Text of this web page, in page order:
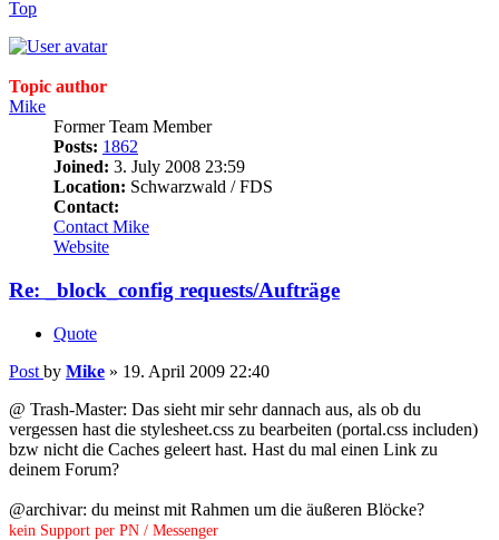
Top
Topic author
Mike
Former Team Member
Posts: 1862
Joined: 3. July 2008 23:59
Location: Schwarzwald / FDS
Contact:
Contact Mike
Website
Re: _block_config requests/Aufträge
Quote
Post by Mike » 19. April 2009 22:40
@ Trash-Master: Das sieht mir sehr dannach aus, als ob du
vergessen hast die stylesheet.css zu bearbeiten (portal.css includen)
bzw nicht die Caches geleert hast. Hast du mal einen Link zu
deinem Forum?
@archivar: du meinst mit Rahmen um die äußeren Blöcke?
kein Support per PN / Messenger